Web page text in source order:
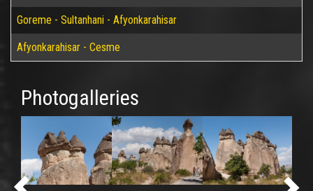
Goreme - Sultanhani - Afyonkarahisar
Afyonkarahisar - Cesme
Photogalleries